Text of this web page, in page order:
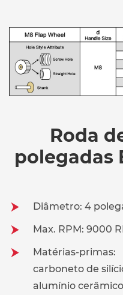
Roda
polegadas
Diâmetro: 4
Max. RPM: 9000
Matérias-
carboneto de
alumínio